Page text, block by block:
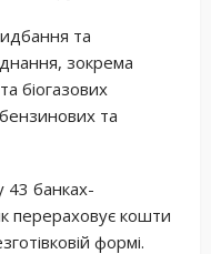
та
зокрема
біогазових
та
43 банках-
перераховує кошти
формі.